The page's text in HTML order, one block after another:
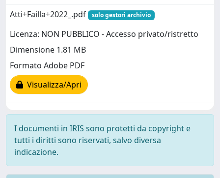
Atti+Failla+2022_.pdf
solo gestori archivio
Licenza: NON PUBBLICO - Accesso privato/ristretto
Dimensione 1.81 MB
Formato Adobe PDF
Visualizza/Apri
I documenti in IRIS sono protetti da copyright e
tutti i diritti sono riservati, salvo diversa
indicazione.